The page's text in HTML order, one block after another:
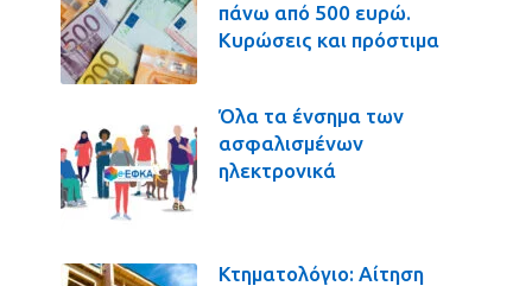
πάνω από 500 ευρώ.
Κυρώσεις και πρόστιμα
Όλα τα ένσημα των
ασφαλισμένων
ηλεκτρονικά
Κτηματολόγιο: Αίτηση